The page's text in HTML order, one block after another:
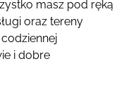
masz pod ręką
oraz tereny
i dobre